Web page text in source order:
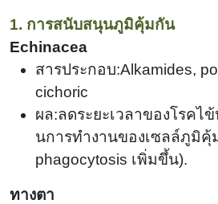
1. การสนับสนุนภูมิคุ้มกัน
Echinacea
สารประกอบ:Alkamides,
cichoric
ผล:ลดระยะเวลาของโรคไ
นการทำงานของเซลล์ภูมิคุ้
phagocytosis เพิ่มขึ้น).
ทางตา